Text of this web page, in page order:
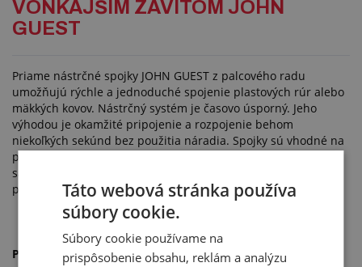
VONKAJŠÍM ZÁVITOM JOHN
GUEST
Priame nástrčné spojky JOHN GUEST z palcového radu
umožňujú rýchle a jednoduché spojenie plastových rúr alebo
mäkkých kovov. Nástrčný systém je časovo úsporný. Jeho
výhodou je okamžité pripojenie a rozpojenie behom
niekoľkých sekúnd bez použitia náradia. Spojky sú vhodné na
použitie na potraviny, nápoje, vzduch a inertné plyny a preto
sa môžu používať vo výčapných zariadeniach so zmiešaným
plynom N2/CO2 či v pneumatických a vákuových systémoch.
Použitie:
Táto webová stránka používa
súbory cookie.
Súbory cookie používame na
prispôsobenie obsahu, reklám a analýzu